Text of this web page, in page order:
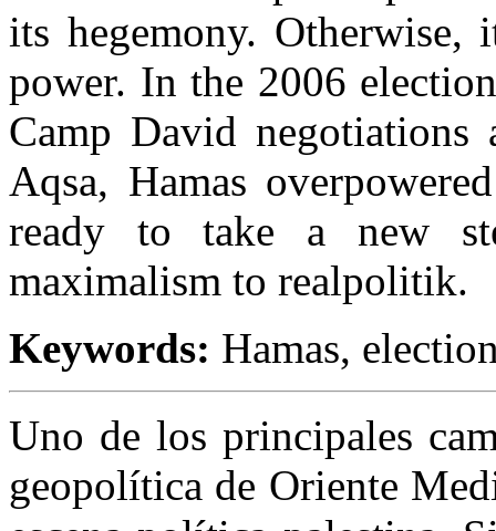
its hegemony.
power. In the 2006
Camp David
Aqsa, Hamas
ready to take a new
maximalism to realpolitik.
Keywords: Hamas,
Uno de los principales
geopolítica de Oriente